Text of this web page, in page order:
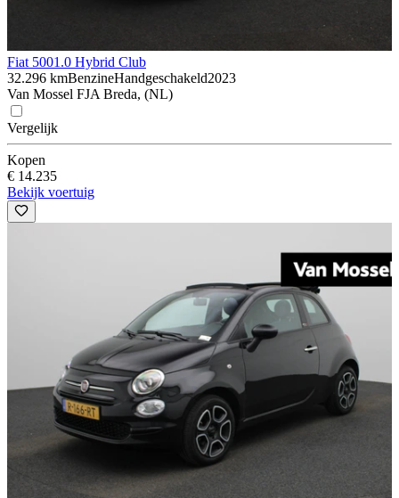
Fiat 5001.0 Hybrid Club
32.296 kmBenzineHandgeschakeld2023
Van Mossel FJA Breda, (NL)
Vergelijk
Kopen
€ 14.235
Bekijk voertuig